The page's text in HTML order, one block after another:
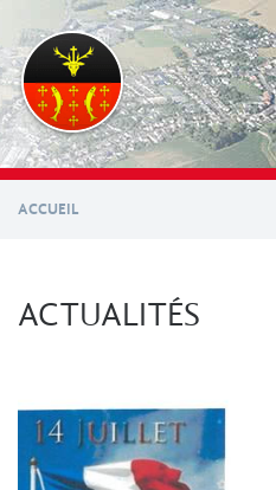
contenu
principal
ACCUEIL
ACTUALITÉS